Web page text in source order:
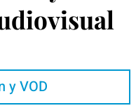
y VOD